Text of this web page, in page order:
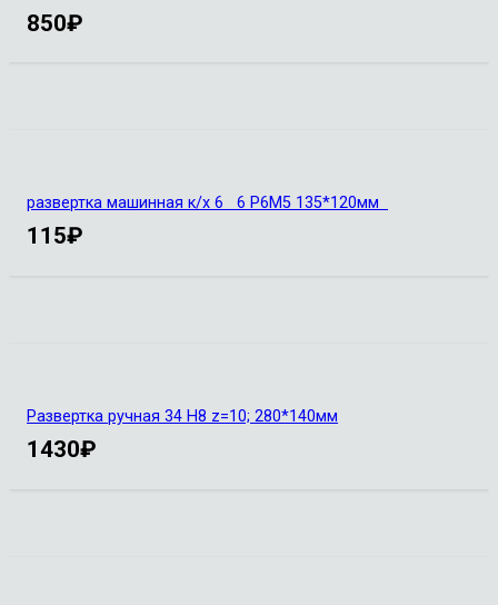
850₽
развертка машинная к/х 6 6 Р6М5 135*120мм
115₽
Развертка ручная 34 Н8 z=10; 280*140мм
1430₽